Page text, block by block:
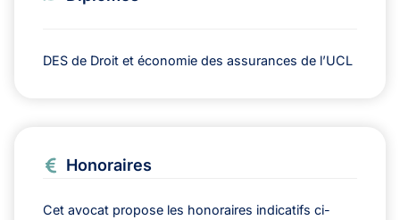
DES de Droit et économie des assurances de l’UCL
Honoraires
Cet avocat propose les honoraires indicatifs ci-